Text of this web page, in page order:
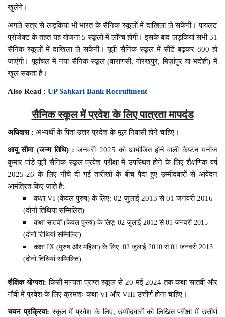
खुलेंगे।
अगले सत्र से लड़कियां भी भारत के सैनिक स्कूलों में दाखिला ले सकेंगी। पायलट
प्रोजेक्ट के तहत यह योजना 5 स्कूलों में लॉन्च होगी। इसके बाद लड़कियां सभी 31
सैनिक स्कूलों में दाखिला ले सकेंगी। यूपी सैनिक स्कूल में सीटें बढ़कर 800 हो
जाएंगी। पूर्वांचल में नया सैनिक स्कूल (वाराणसी, गोरखपुर, मिर्ज़ापुर या भदोही) में
खुल सकता है।
Also Read :UP Sahkari Bank Recruitment
सैनिक स्कूल में प्रवेश के लिए पात्रता मापदंड
अधिवास : अभ्यर्थी के पिता उत्तर प्रदेश के मूल निवासी होने चाहिए।
आयु सीमा (जन्म तिथि) : जनवरी 2025 को आयोजित होने वाली कैप्टन मनोज
कुमार पांडे यूपी सैनिक स्कूल प्रवेश परीक्षा में उपस्थित होने के लिए शैक्षणिक वर्ष
2025-26 के लिए नीचे दी गई तारीखों के बीच पैदा हुए उम्मीदवारों से आवेदन
आमंत्रित किए जाते हैं:-
कक्षा VI (केवल पुरुष) के लिए: 02 जुलाई 2013 से 01 जनवरी 2016
(दोनों तिथियां सम्मिलित)
कक्षा सातवीं (केवल पुरुष) के लिए: 02 जुलाई 2012 से 01 जनवरी 2015
(दोनों तिथियां सम्मिलित)
कक्षा IX (पुरुष और महिला) के लिए: 02 जुलाई 2010 से 01 जनवरी 2013
(दोनों तिथियां सम्मिलित)
शैक्षिक योग्यता: किसी मान्यता प्राप्त स्कूल से 20 मई 2024 तक कक्षा सातवीं और
नौवीं में प्रवेश के लिए क्रमशः कक्षा VI और VIII उत्तीर्ण होना चाहिए।
चयन प्रक्रिया: स्कूल में प्रवेश के लिए, उम्मीदवारों को लिखित परीक्षा में उत्तीर्ण